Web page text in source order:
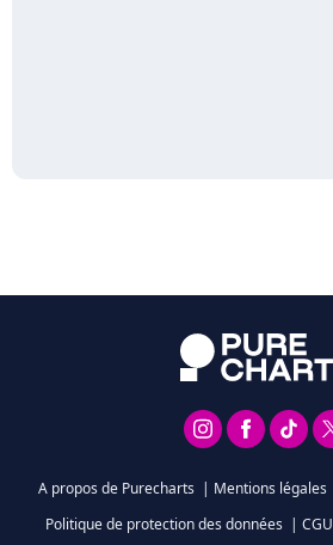
A propos de Purecharts | Mentions légales
Politique de protection des données | CGU